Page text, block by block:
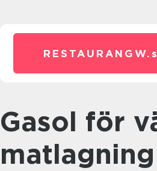
RESTAURANGW.
Gasol för värme och
matlagning